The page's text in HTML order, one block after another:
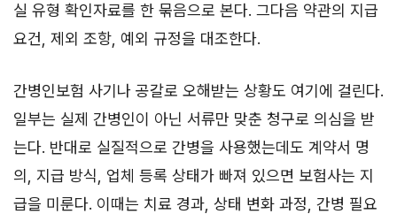
실 유형 확인자료를 한 묶음으로 본다. 그다음 약관의 지급
요건, 제외 조항, 예외 규정을 대조한다.
간병인보험 사기나 공갈로 오해받는 상황도 여기에 걸린다.
일부는 실제 간병인이 아닌 서류만 맞춘 청구로 의심을 받
는다. 반대로 실질적으로 간병을 사용했는데도 계약서 명
의, 지급 방식, 업체 등록 상태가 빠져 있으면 보험사는 지
급을 미룬다. 이때는 치료 경과, 상태 변화 과정, 간병 필요